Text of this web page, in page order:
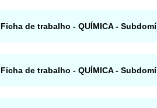
Ficha de trabalho - QUÍMICA -
Ficha de trabalho - QUÍMICA -